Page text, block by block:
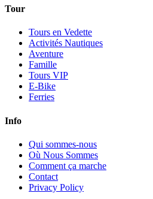
Tour
Tours en Vedette
Activités Nautiques
Aventure
Famille
Tours VIP
E-Bike
Ferries
Info
Qui sommes-nous
Où Nous Sommes
Comment ça marche
Contact
Privacy Policy